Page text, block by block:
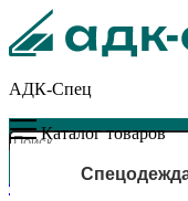
АДК-Спец
Каталог товаров